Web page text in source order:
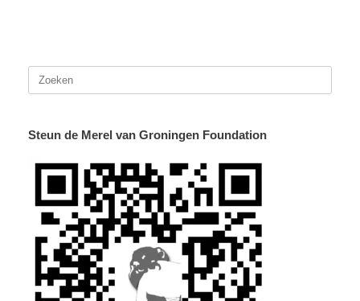
Zoeken
Steun de Merel van Groningen Foundation